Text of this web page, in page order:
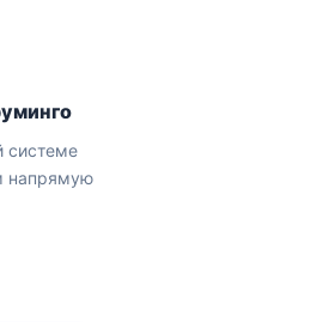
системе
напрямую